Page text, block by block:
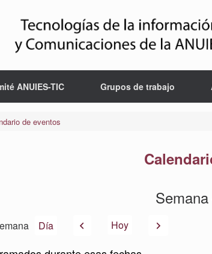
ANUIES-TIC Grupos de trabajo
de eventos
Día AnteriorHoy Siguiente